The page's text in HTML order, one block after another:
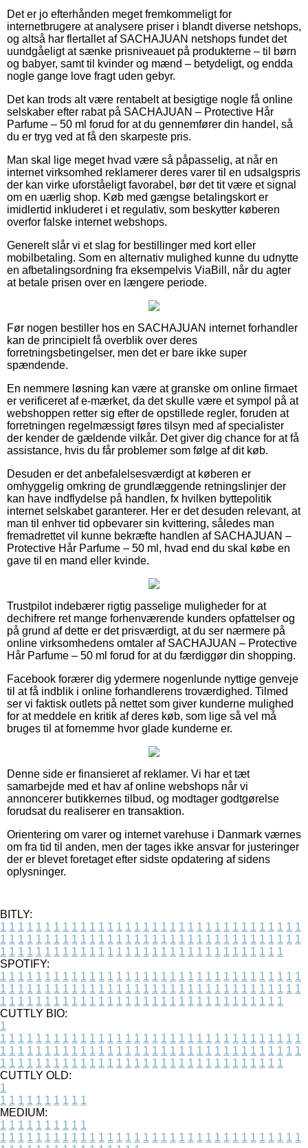
Det er jo efterhånden meget fremkommeligt for
internetbrugere at analysere priser i blandt diverse netshops,
og altså har flertallet af SACHAJUAN netshops fundet det
uundgåeligt at sænke prisniveauet på produkterne – til børn
og babyer, samt til kvinder og mænd – betydeligt, og endda
nogle gange love fragt uden gebyr.
Det kan trods alt være rentabelt at besigtige nogle få online
selskaber efter rabat på SACHAJUAN – Protective Hår
Parfume – 50 ml forud for at du gennemfører din handel, så
du er tryg ved at få den skarpeste pris.
Man skal lige meget hvad være så påpasselig, at når en
internet virksomhed reklamerer deres varer til en udsalgspris
der kan virke uforståeligt favorabel, bør det tit være et signal
om en uærlig shop. Køb med gængse betalingskort er
imidlertid inkluderet i et regulativ, som beskytter køberen
overfor falske internet webshops.
Generelt slår vi et slag for bestillinger med kort eller
mobilbetaling. Som en alternativ mulighed kunne du udnytte
en afbetalingsordning fra eksempelvis ViaBill, når du agter
at betale prisen over en længere periode.
Før nogen bestiller hos en SACHAJUAN internet forhandler
kan de principielt få overblik over deres
forretningsbetingelser, men det er bare ikke super
spændende.
En nemmere løsning kan være at granske om online firmaet
er verificeret af e-mærket, da det skulle være et sympol på at
webshoppen retter sig efter de opstillede regler, foruden at
forretningen regelmæssigt føres tilsyn med af specialister
der kender de gældende vilkår. Det giver dig chance for at få
assistance, hvis du får problemer som følge af dit køb.
Desuden er det anbefalelsesværdigt at køberen er
omhyggelig omkring de grundlæggende retningslinjer der
kan have indflydelse på handlen, fx hvilken byttepolitik
internet selskabet garanterer. Her er det desuden relevant, at
man til enhver tid opbevarer sin kvittering, således man
fremadrettet vil kunne bekræfte handlen af SACHAJUAN –
Protective Hår Parfume – 50 ml, hvad end du skal købe en
gave til en mand eller kvinde.
Trustpilot indebærer rigtig passelige muligheder for at
dechifrere ret mange forhenværende kunders opfattelser og
på grund af dette er det prisværdigt, at du ser nærmere på
online virksomhedens omtaler af SACHAJUAN – Protective
Hår Parfume – 50 ml forud for at du færdiggør din shopping.
Facebook forærer dig ydermere nogenlunde nyttige genveje
til at få indblik i online forhandlerens troværdighed. Tilmed
ser vi faktisk outlets på nettet som giver kunderne mulighed
for at meddele en kritik af deres køb, som lige så vel må
bruges til at fornemme hvor glade kunderne er.
Denne side er finansieret af reklamer. Vi har et tæt
samarbejde med et hav af online webshops når vi
annoncerer butikkernes tilbud, og modtager godtgørelse
forudsat du realiserer en transaktion.
Orientering om varer og internet varehuse i Danmark værnes
om fra tid til anden, men der tages ikke ansvar for justeringer
der er blevet foretaget efter sidste opdatering af sidens
oplysninger.
BITLY:
1 1 1 1 1 1 1 1 1 1 1 1 1 1 1 1 1 1 1 1 1 1 1 1 1 1 1 1 1 1 1 1 1 1
1 1 1 1 1 1 1 1 1 1 1 1 1 1 1 1 1 1 1 1 1 1 1 1 1 1 1 1 1 1 1 1 1 1
1 1 1 1 1 1 1 1 1 1 1 1 1 1 1 1 1 1 1 1 1 1 1 1 1 1 1 1 1 1 1 1
SPOTIFY:
1 1 1 1 1 1 1 1 1 1 1 1 1 1 1 1 1 1 1 1 1 1 1 1 1 1 1 1 1 1 1 1 1 1
1 1 1 1 1 1 1 1 1 1 1 1 1 1 1 1 1 1 1 1 1 1 1 1 1 1 1 1 1 1 1 1 1 1
1 1 1 1 1 1 1 1 1 1 1 1 1 1 1 1 1 1 1 1 1 1 1 1 1 1 1 1 1 1 1 1
CUTTLY BIO:
1
1 1 1 1 1 1 1 1 1 1 1 1 1 1 1 1 1 1 1 1 1 1 1 1 1 1 1 1 1 1 1 1 1 1
1 1 1 1 1 1 1 1 1 1 1 1 1 1 1 1 1 1 1 1 1 1 1 1 1 1 1 1 1 1 1 1 1 1
1 1 1 1 1 1 1 1 1 1 1 1 1 1 1 1 1 1 1 1 1 1 1 1 1 1 1 1 1 1 1 1
CUTTLY OLD:
1
1 1 1 1 1 1 1 1 1 1
MEDIUM:
1 1 1 1 1 1 1 1 1 1
1 1 1 1 1 1 1 1 1 1 1 1 1 1 1 1 1 1 1 1 1 1 1 1 1 1 1 1 1 1 1 1 1 1